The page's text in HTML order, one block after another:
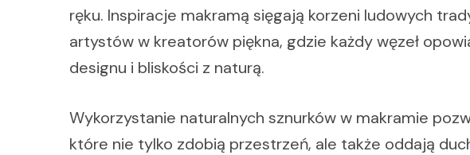
ręku. Inspiracje makramą sięgają korzeni ludowych
artystów w kreatorów piękna, gdzie każdy węzeł
designu i bliskości z naturą.
Wykorzystanie naturalnych sznurków w makramie
które nie tylko zdobią przestrzeń, ale także oddają